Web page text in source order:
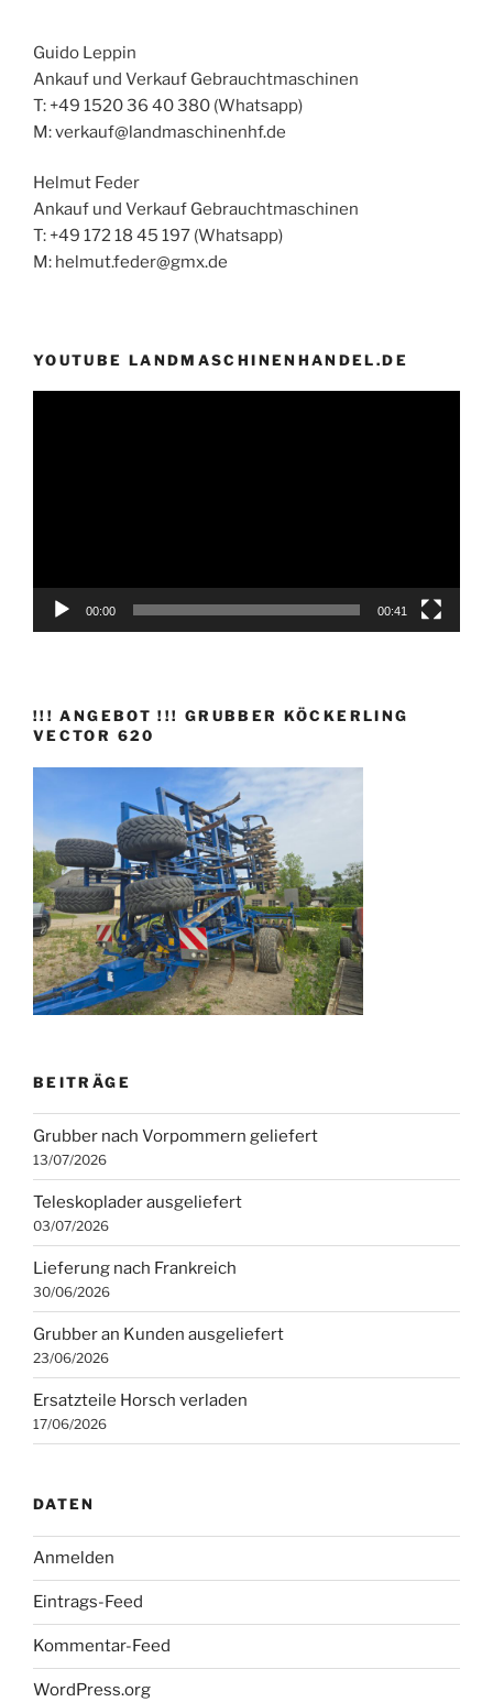
Guido Leppin
Ankauf und Verkauf Gebrauchtmaschinen
T: +49 1520 36 40 380 (Whatsapp)
M: verkauf@landmaschinenhf.de
Helmut Feder
Ankauf und Verkauf Gebrauchtmaschinen
T: +49 172 18 45 197 (Whatsapp)
M: helmut.feder@gmx.de
YOUTUBE LANDMASCHINENHANDEL.DE
00:00 00:41
!!! ANGEBOT !!! GRUBBER KÖCKERLING
VECTOR 620
BEITRÄGE
Grubber nach Vorpommern geliefert
13/07/2026
Teleskoplader ausgeliefert
03/07/2026
Lieferung nach Frankreich
30/06/2026
Grubber an Kunden ausgeliefert
23/06/2026
Ersatzteile Horsch verladen
17/06/2026
DATEN
Anmelden
Eintrags-Feed
Kommentar-Feed
WordPress.org